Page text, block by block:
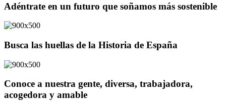
Adéntrate en un futuro que soñamos más sostenible
Busca las huellas de la Historia de España
Conoce a nuestra gente, diversa, trabajadora,
acogedora y amable